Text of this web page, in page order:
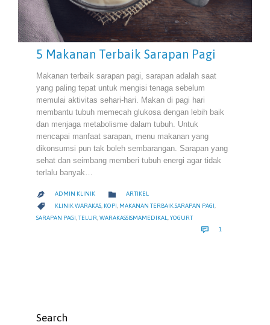
5 Makanan Terbaik Sarapan Pagi
Makanan terbaik sarapan pagi, sarapan adalah saat
yang paling tepat untuk mengisi tenaga sebelum
memulai aktivitas sehari-hari. Makan di pagi hari
membantu tubuh memecah glukosa dengan lebih baik
dan menjaga metabolisme dalam tubuh. Untuk
mencapai manfaat sarapan, menu makanan yang
dikonsumsi pun tak boleh sembarangan. Sarapan yang
sehat dan seimbang memberi tubuh energi agar tidak
terlalu banyak…
 ADMIN KLINIK  CATEGORY
ARTIKEL
 CATEGORY
KLINIK WARAKAS, KOPI , MAKANAN TERBAIK SARAPAN PAGI ,
SARAPAN PAGI TELUR WARAKASSISMAMEDIKAL YOGURT
 1
Search